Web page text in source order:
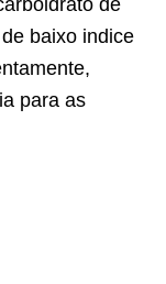
baixo indice
para as